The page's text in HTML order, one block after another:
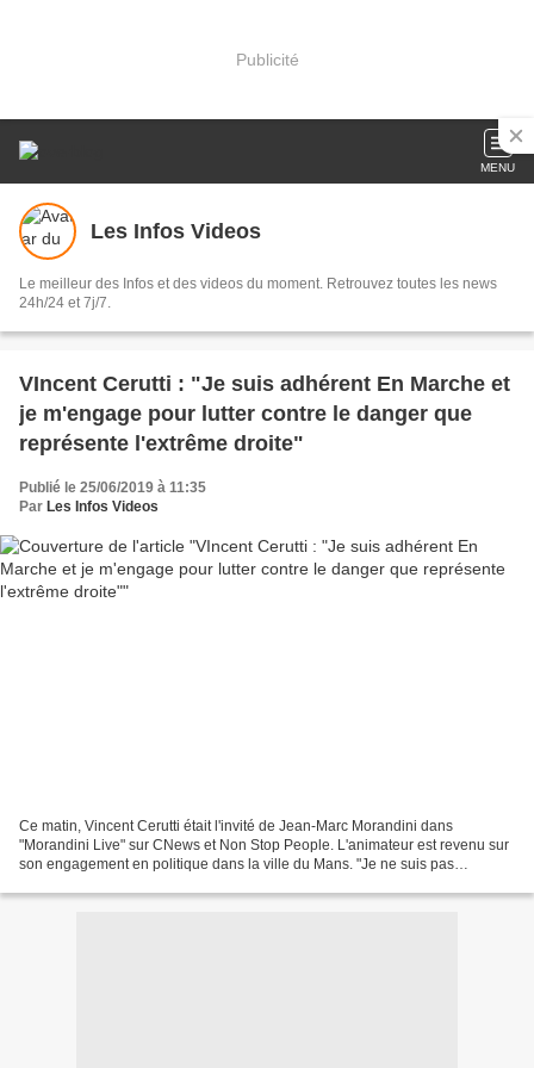
Publicité
MENU
Les Infos Videos
Le meilleur des Infos et des videos du moment. Retrouvez toutes les news
24h/24 et 7j/7.
VIncent Cerutti : "Je suis adhérent En Marche et
je m'engage pour lutter contre le danger que
représente l'extrême droite"
Publié le 25/06/2019 à 11:35
Par Les Infos Videos
Ce matin, Vincent Cerutti était l'invité de Jean-Marc Morandini dans
"Morandini Live" sur CNews et Non Stop People. L'animateur est revenu sur
son engagement en politique dans la ville du Mans. "Je ne suis pas